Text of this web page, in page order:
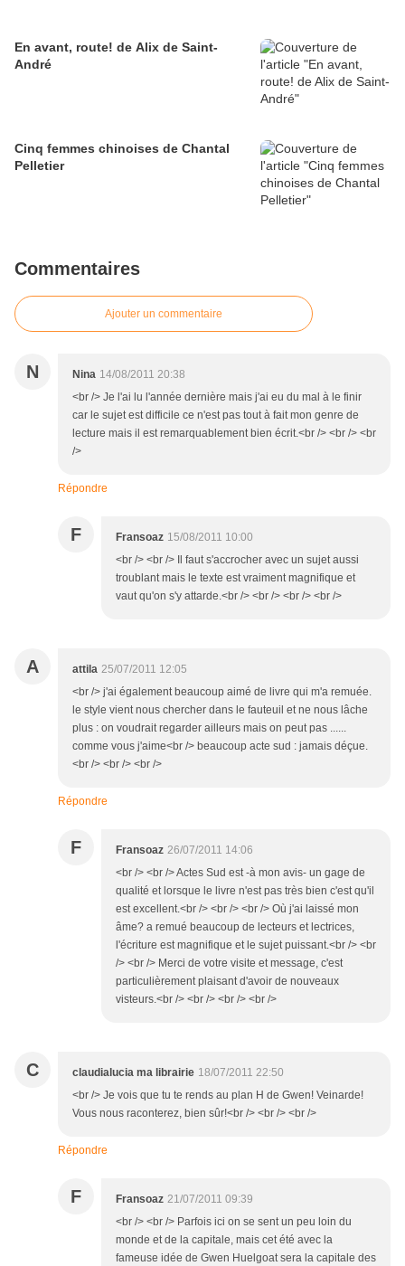
En avant, route! de Alix de Saint-
André
Cinq femmes chinoises de Chantal
Pelletier
Commentaires
Ajouter un commentaire
N Nina 14/08/2011 20:38
<br /> Je l'ai lu l'année dernière mais j'ai eu du mal à le finir
car le sujet est difficile ce n'est pas tout à fait mon genre de
lecture mais il est remarquablement bien écrit.<br /> <br /> <br
/>
Répondre
F Fransoaz 15/08/2011 10:00
<br /> <br /> Il faut s'accrocher avec un sujet aussi
troublant mais le texte est vraiment magnifique et
vaut qu'on s'y attarde.<br /> <br /> <br /> <br />
A attila 25/07/2011 12:05
<br /> j'ai également beaucoup aimé de livre qui m'a remuée.
le style vient nous chercher dans le fauteuil et ne nous lâche
plus : on voudrait regarder ailleurs mais on peut pas ......
comme vous j'aime<br /> beaucoup acte sud : jamais déçue.
<br /> <br /> <br />
Répondre
F Fransoaz 26/07/2011 14:06
<br /> <br /> Actes Sud est -à mon avis- un gage de
qualité et lorsque le livre n'est pas très bien c'est qu'il
est excellent.<br /> <br /> <br /> Où j'ai laissé mon
âme? a remué beaucoup de lecteurs et lectrices,
l'écriture est magnifique et le sujet puissant.<br /> <br
/> <br /> Merci de votre visite et message, c'est
particulièrement plaisant d'avoir de nouveaux
visteurs.<br /> <br /> <br /> <br />
C claudialucia ma librairie 18/07/2011 22:50
<br /> Je vois que tu te rends au plan H de Gwen! Veinarde!
Vous nous raconterez, bien sûr!<br /> <br /> <br />
Répondre
F Fransoaz 21/07/2011 09:39
<br /> <br /> Parfois ici on se sent un peu loin du
monde et de la capitale, mais cet été avec la
fameuse idée de Gwen Huelgoat sera la capitale des